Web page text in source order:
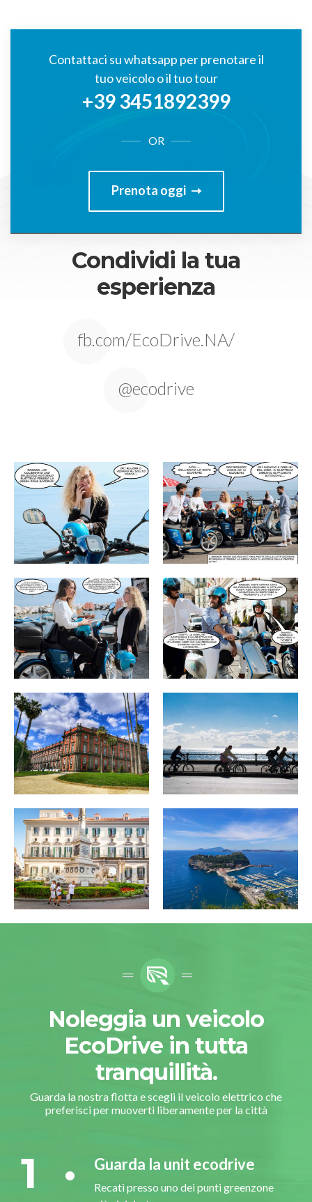
Contattaci su whatsapp per prenotare il
tuo veicolo o il tuo tour
+39 3451892399
OR
Prenota oggi
Condividi la tua
esperienza
fb.com/EcoDrive.NA/
@ecodrive
Noleggia un veicolo
EcoDrive in tutta
tranquillità.
Guarda la nostra flotta e scegli il veicolo elettrico che
preferisci per muoverti liberamente per la città
1 Guarda la unit ecodrive
Recati presso uno dei punti greenzone